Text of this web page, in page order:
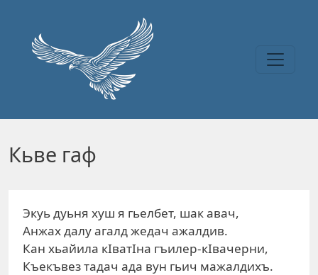
Кьве гаф
Экуь дуьня хуш я гьелбет, шак авач,
Анжах далу агалд жедач ажалдив.
Кан хьайила кIватIна гъилер-кIвачерни,
Къекъвез тадач ада вун гьич мажалдихъ.